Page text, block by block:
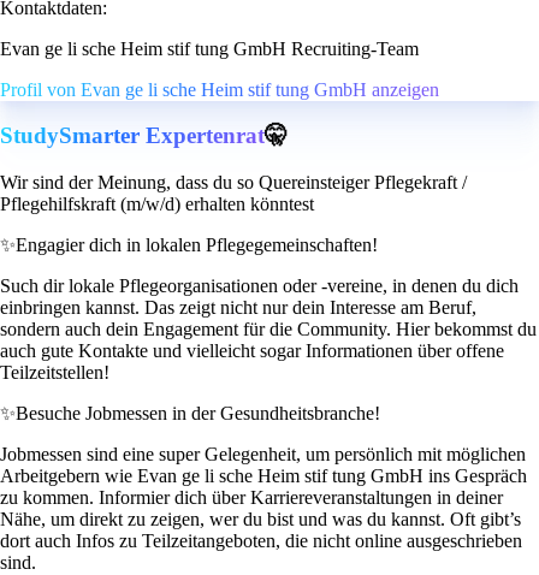
Kontaktdaten:
Evan ge li sche Heim stif tung GmbH Recruiting-Team
Profil von Evan ge li sche Heim stif tung GmbH anzeigen
StudySmarter Expertenrat🤫
Wir sind der Meinung, dass du so Quereinsteiger Pflegekraft /
Pflegehilfskraft (m/w/d) erhalten könntest
✨Engagier dich in lokalen Pflegegemeinschaften!
Such dir lokale Pflegeorganisationen oder -vereine, in denen du dich
einbringen kannst. Das zeigt nicht nur dein Interesse am Beruf,
sondern auch dein Engagement für die Community. Hier bekommst du
auch gute Kontakte und vielleicht sogar Informationen über offene
Teilzeitstellen!
✨Besuche Jobmessen in der Gesundheitsbranche!
Jobmessen sind eine super Gelegenheit, um persönlich mit möglichen
Arbeitgebern wie Evan ge li sche Heim stif tung GmbH ins Gespräch
zu kommen. Informier dich über Karriereveranstaltungen in deiner
Nähe, um direkt zu zeigen, wer du bist und was du kannst. Oft gibt’s
dort auch Infos zu Teilzeitangeboten, die nicht online ausgeschrieben
sind.